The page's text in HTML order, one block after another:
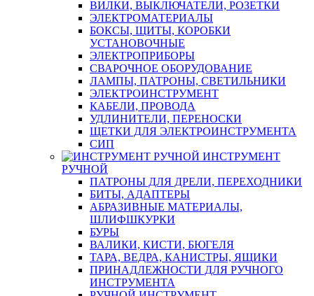
ВИЛКИ, ВЫКЛЮЧАТЕЛИ, РОЗЕТКИ
ЭЛЕКТРОМАТЕРИАЛЫ
БОКСЫ, ЩИТЫ, КОРОБКИ
УСТАНОВОЧНЫЕ
ЭЛЕКТРОПРИБОРЫ
СВАРОЧНОЕ ОБОРУДОВАНИЕ
ЛАМПЫ, ПАТРОНЫ, СВЕТИЛЬНИКИ
ЭЛЕКТРОИНСТРУМЕНТ
КАБЕЛИ, ПРОВОДА
УДЛИНИТЕЛИ, ПЕРЕНОСКИ
ЩЕТКИ ДЛЯ ЭЛЕКТРОИНСТРУМЕНТА
СИП
ИНСТРУМЕНТ
РУЧНОЙ
ПАТРОНЫ ДЛЯ ДРЕЛИ, ПЕРЕХОДНИКИ
БИТЫ, АДАПТЕРЫ
АБРАЗИВНЫЕ МАТЕРИАЛЫ,
ШЛИФШКУРКИ
БУРЫ
ВАЛИКИ, КИСТИ, БЮГЕЛЯ
ТАРА, ВЕДРА, КАНИСТРЫ, ЯЩИКИ
ПРИНАДЛЕЖНОСТИ ДЛЯ РУЧНОГО
ИНСТРУМЕНТА